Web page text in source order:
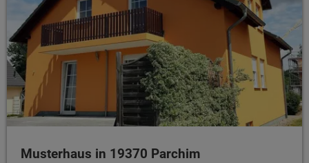
Musterhaus in 19370 Parchim